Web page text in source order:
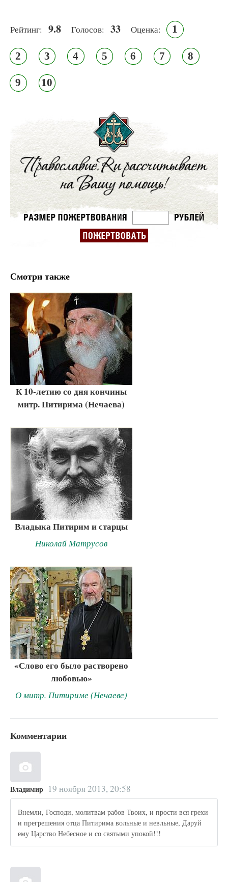
Рейтинг: 9.8 Голосов: 33 Оценка: 1
2 3 4 5 6 7 8
9 10
Смотри также
К 10-летию со дня кончины
митр. Питирима (Нечаева)
Владыка Питирим и старцы
Николай Матрусов
«Слово его было растворено
любовью»
О митр. Питириме (Нечаеве)
Комментарии
Владимир 19 ноября 2013, 20:58
Внемли, Господи, молитвам рабов Твоих, и прости вся грехи
и прегрешения отца Питирима вольные и невльные, Даруй
ему Царство Небесное и со святыми упокой!!!